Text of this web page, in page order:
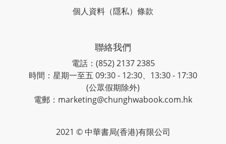
個人資料（隱私）條款
聯絡我們
電話：(852) 2137 2385
時間：星期一至五 09:30 - 12:30、13:30 - 17:30
(公眾假期除外)
電郵：marketing@chunghwabook.com.hk
2021 © 中華書局(香港)有限公司